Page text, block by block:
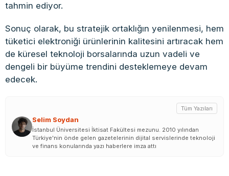
tahmin ediyor.
Sonuç olarak, bu stratejik ortaklığın yenilenmesi, hem
tüketici elektroniği ürünlerinin kalitesini artıracak hem
de küresel teknoloji borsalarında uzun vadeli ve
dengeli bir büyüme trendini desteklemeye devam
edecek.
Selim Soydan
Tüm Yazıları
İstanbul Üniversitesi İktisat Fakültesi mezunu. 2010 yılından
Türkiye'nin önde gelen gazetelerinin dijital servislerinde teknoloji
ve finans konularında yazı haberlere imza attı